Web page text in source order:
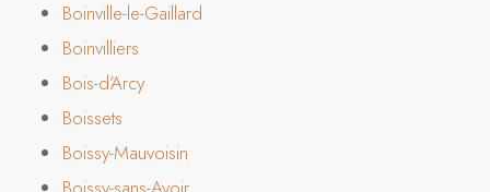
Boinville-le-Gaillard
Boinvilliers
Bois-d’Arcy
Boissets
Boissy-Mauvoisin